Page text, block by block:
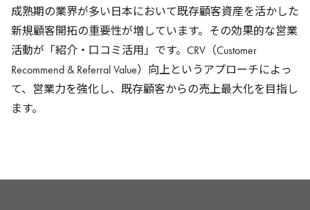
成熟期の業界が多い日本において既存顧客資産を活かした
新規顧客開拓の重要性が増しています。その効果的な営業
活動が「紹介・口コミ活用」です。CRV（Customer
Recommend & Referral Value）向上というアプローチによっ
て、営業力を強化し、既存顧客からの売上最大化を目指し
ます。